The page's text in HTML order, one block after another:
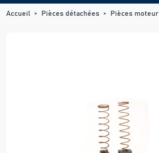
Accueil Pièces détachées Pièces moteur